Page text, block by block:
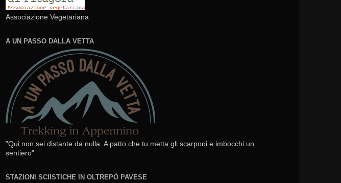
Associazione Vegetariana
A UN PASSO DALLA VETTA
"Qui non sei distante da nulla. A patto che tu metta gli scarponi e imbocchi un
sentiero"
STAZIONI SCIISTICHE IN OLTREPÒ PAVESE